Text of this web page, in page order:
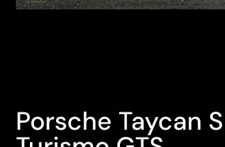
Porsche Taycan